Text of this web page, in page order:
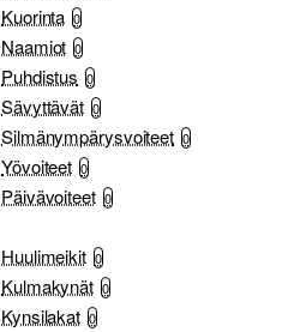
Kuorinta 0
Naamiot 0
Puhdistus 0
Sävyttävät 0
Silmänympärysvoiteet 0
Yövoiteet 0
Päivävoiteet 0
Huulimeikit 0
Kulmakynät 0
Kynsilakat 0